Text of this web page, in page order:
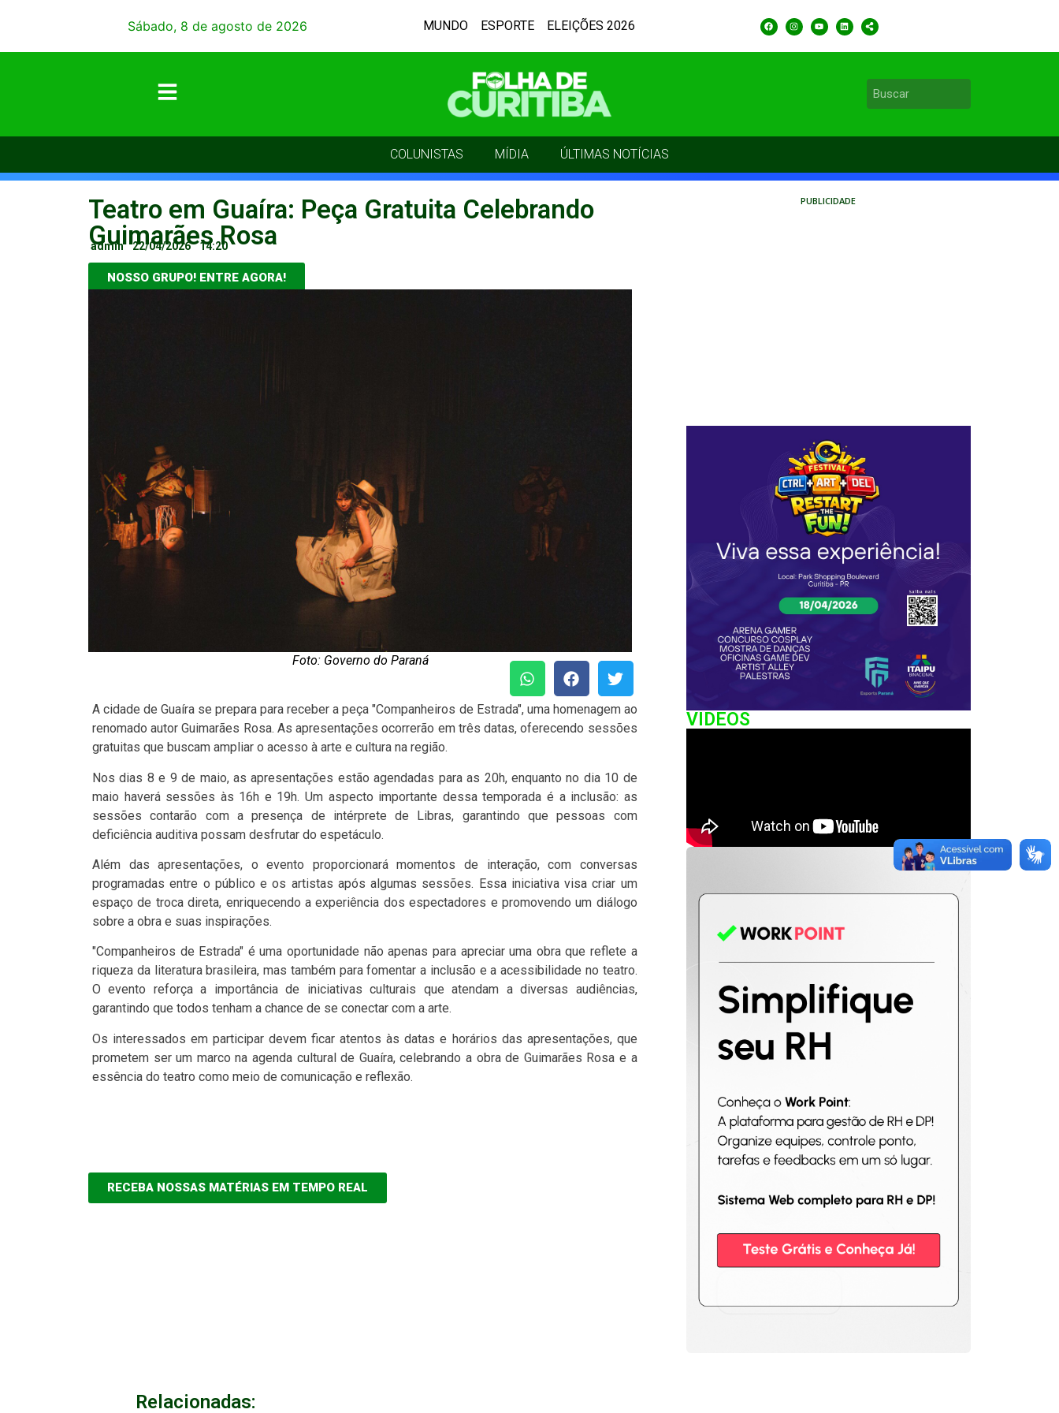
Sábado, 8 de agosto de 2026 MUNDO ESPORTE ELEIÇÕES 2026
COLUNISTAS MÍDIA ÚLTIMAS NOTÍCIAS
Teatro em Guaíra: Peça Gratuita Celebrando
Guimarães Rosa
admin 22/04/2026 14:20
NOSSO GRUPO! ENTRE AGORA!
Foto: Governo do Paraná
A cidade de Guaíra se prepara para receber a peça "Companheiros de Estrada", uma homenagem ao
renomado autor Guimarães Rosa. As apresentações ocorrerão em três datas, oferecendo sessões
gratuitas que buscam ampliar o acesso à arte e cultura na região.
Nos dias 8 e 9 de maio, as apresentações estão agendadas para as 20h, enquanto no dia 10 de
maio haverá sessões às 16h e 19h. Um aspecto importante dessa temporada é a inclusão: as
sessões contarão com a presença de intérprete de Libras, garantindo que pessoas com
deficiência auditiva possam desfrutar do espetáculo.
Além das apresentações, o evento proporcionará momentos de interação, com conversas
programadas entre o público e os artistas após algumas sessões. Essa iniciativa visa criar um
espaço de troca direta, enriquecendo a experiência dos espectadores e promovendo um diálogo
sobre a obra e suas inspirações.
"Companheiros de Estrada" é uma oportunidade não apenas para apreciar uma obra que reflete a
riqueza da literatura brasileira, mas também para fomentar a inclusão e a acessibilidade no teatro.
O evento reforça a importância de iniciativas culturais que atendam a diversas audiências,
garantindo que todos tenham a chance de se conectar com a arte.
Os interessados em participar devem ficar atentos às datas e horários das apresentações, que
prometem ser um marco na agenda cultural de Guaíra, celebrando a obra de Guimarães Rosa e a
essência do teatro como meio de comunicação e reflexão.
RECEBA NOSSAS MATÉRIAS EM TEMPO REAL
PUBLICIDADE
VIDEOS
Relacionadas: